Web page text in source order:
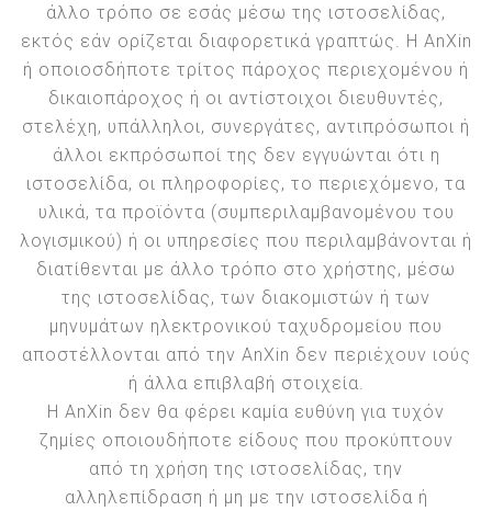
άλλο τρόπο σε εσάς μέσω της ιστοσελίδας,
εκτός εάν ορίζεται διαφορετικά γραπτώς. Η AnXin
ή οποιοσδήποτε τρίτος πάροχος περιεχομένου ή
δικαιοπάροχος ή οι αντίστοιχοι διευθυντές,
στελέχη, υπάλληλοι, συνεργάτες, αντιπρόσωποι ή
άλλοι εκπρόσωποί της δεν εγγυώνται ότι η
ιστοσελίδα, οι πληροφορίες, το περιεχόμενο, τα
υλικά, τα προϊόντα (συμπεριλαμβανομένου του
λογισμικού) ή οι υπηρεσίες που περιλαμβάνονται ή
διατίθενται με άλλο τρόπο στο χρήστης, μέσω
της ιστοσελίδας, των διακομιστών ή των
μηνυμάτων ηλεκτρονικού ταχυδρομείου που
αποστέλλονται από την AnXin δεν περιέχουν ιούς
ή άλλα επιβλαβή στοιχεία.
Η AnXin δεν θα φέρει καμία ευθύνη για τυχόν
ζημίες οποιουδήποτε είδους που προκύπτουν
από τη χρήση της ιστοσελίδας, την
αλληλεπίδραση ή μη με την ιστοσελίδα ή